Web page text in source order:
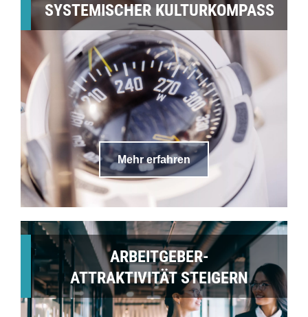
SYSTEMISCHER KULTURKOMPASS
Mehr erfahren
ARBEITGEBER-
ATTRAKTIVITÄT STEIGERN